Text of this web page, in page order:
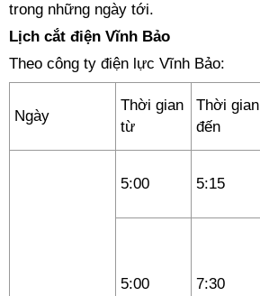
trong những ngày tới.
Lịch cắt điện Vĩnh Bảo
Theo công ty điện lực Vĩnh Bảo:
Ngày
Thời gian
từ
Thời gian
đến
5:00 5:15
5:00 7:30